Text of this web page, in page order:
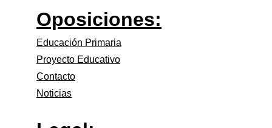
Oposiciones:
Educación Primaria
Proyecto Educativo
Contacto
Noticias